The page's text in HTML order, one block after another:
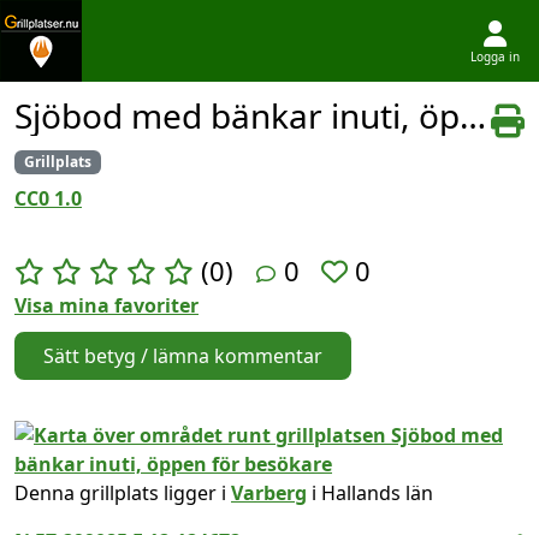
Logga in
Sjöbod med bänkar inuti, öppen för besökare
Grillplats
CC0 1.0
(0) 0 0
Visa mina favoriter
Sätt betyg / lämna kommentar
Denna grillplats ligger i Varberg i Hallands län